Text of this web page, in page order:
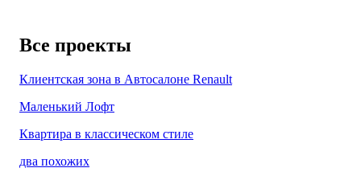
Все проекты
Клиентская зона в Автосалоне Renault
Маленький Лофт
Квартира в классическом стиле
два похожих